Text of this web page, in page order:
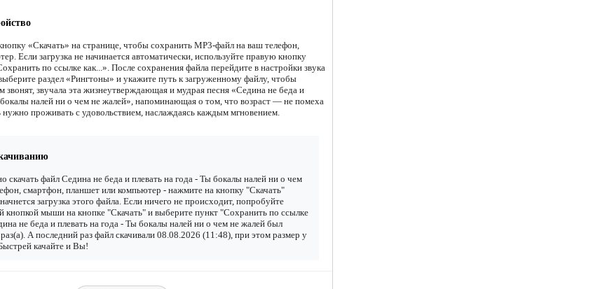
«Скачать» на странице, чтобы сохранить MP3-файл на ваш телефон,
Если загрузка не начинается автоматически, используйте правую кнопку
по ссылке как...». После сохранения файла перейдите в настройки звука
раздел «Рингтоны» и укажите путь к загруженному файлу, чтобы
звонят, звучала эта жизнеутверждающая и мудрая песня «Седина не беда и
бокалы налей ни о чем не жалей», напоминающая о том, что возраст — не помеха
нужно проживать с удовольствием, наслаждаясь каждым мгновением.
скачать файл Седина не беда и плевать на года - Ты бокалы налей ни о чем
смартфон, планшет или компьютер - нажмите на кнопку "Скачать"
загрузка этого файла. Если ничего не происходит, попробуйте
кнопкой мыши на кнопке "Скачать" и выберите пункт "Сохранить по ссылке
не беда и плевать на года - Ты бокалы налей ни о чем не жалей был
А последний раз файл скачивали 08.08.2026 (11:48), при этом размер у
качайте и Вы!